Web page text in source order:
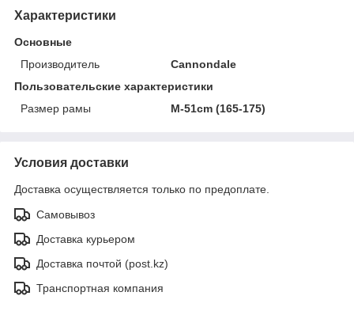
Характеристики
Основные
Производитель
Cannondale
Пользовательские характеристики
Размер рамы
M-51cm (165-175)
Условия доставки
Доставка осуществляется только по предоплате.
Самовывоз
Доставка курьером
Доставка почтой (post.kz)
Транспортная компания